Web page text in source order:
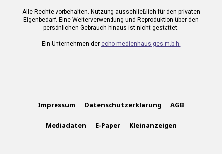
Alle Rechte vorbehalten. Nutzung ausschließlich für den privaten
Eigenbedarf. Eine Weiterverwendung und Reproduktion über den
persönlichen Gebrauch hinaus ist nicht gestattet.
Ein Unternehmen der echo medienhaus ges.m.b.h.
Impressum Datenschutzerklärung AGB
Mediadaten E-Paper Kleinanzeigen